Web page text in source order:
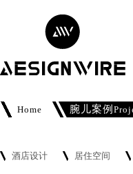
Home 腕儿案例
酒店设计 居住空间